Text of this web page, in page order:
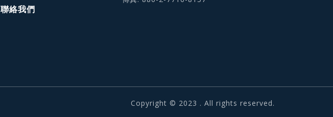
聯絡我們
Copyright © 2023 . All rights reserved.